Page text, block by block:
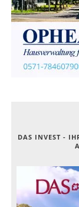
DAS INVEST -